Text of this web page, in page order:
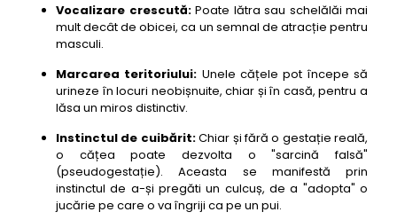
Vocalizare crescută:Poate lătra sau schelălăi mai
mult decât de obicei, ca un semnal de atracție pentru
masculi.
Marcarea teritoriului: Unele cățele pot începe să
urineze în locuri neobișnuite, chiar și în casă, pentru a
lăsa un miros distinctiv.
Instinctul de cuibărit:Chiar și fără o gestație reală,
o cățea poate dezvolta o "sarcină falsă"
(pseudogestație). Aceasta se manifestă prin
instinctul de a-și pregăti un culcuș, de a "adopta" o
jucărie pe care o va îngriji ca pe un pui.